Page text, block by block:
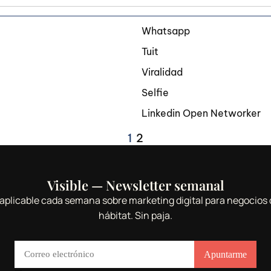
Whatsapp
Tuit
Viralidad
Selfie
Linkedin Open Networker
1 2
Visible — Newsletter semanal
cada semana sobre marketing digital para negocios
hábitat. Sin paja.